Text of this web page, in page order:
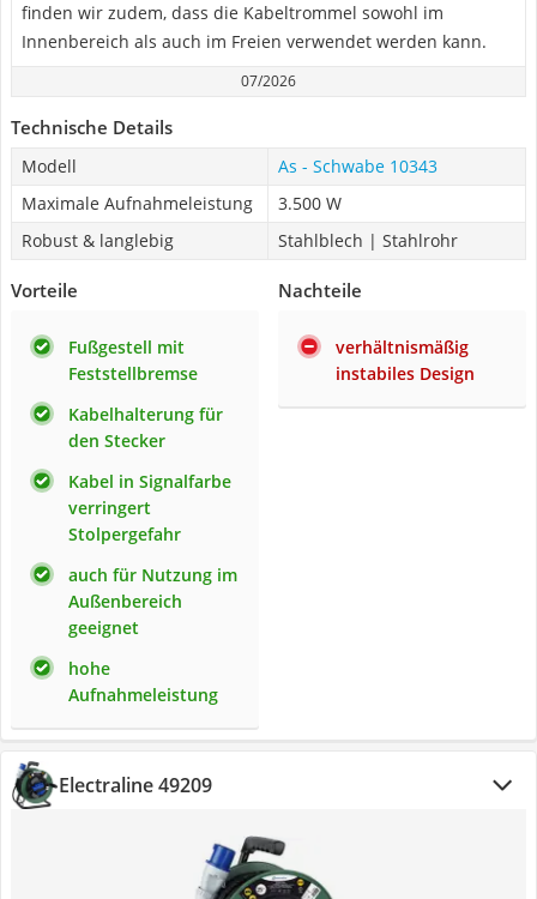
finden wir zudem, dass die Kabeltrommel sowohl im
Innenbereich als auch im Freien verwendet werden kann.
07/2026
Technische Details
Modell
As - Schwabe 10343
Maximale Aufnahmeleistung
3.500 W
Robust & langlebig
Stahlblech | Stahlrohr
Vorteile
Fußgestell mit
Feststellbremse
Kabelhalterung für
den Stecker
Kabel in Signalfarbe
verringert
Stolpergefahr
auch für Nutzung im
Außenbereich
geeignet
hohe
Aufnahmeleistung
Nachteile
verhältnismäßig
instabiles Design
Electraline 49209